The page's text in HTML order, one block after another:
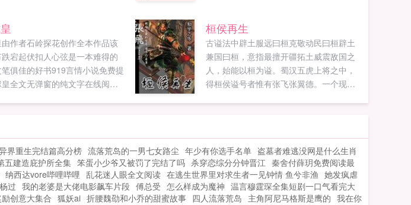
作者石岭探花创作全本作品该
宕起伏扣人心弦是一本难得的
俱佳的好书919言情小说免费提
全文无弹窗的纯文字在线阅
桓侯再生
古谥法中辟土服远曰桓克敬动民曰桓辟土
兼国曰桓，意指最擅开疆拓土威震敌国之
人，始能以桓为谥。蜀汉五虎上将之中，
得桓侯谥号者惟有张飞张翼德。一个现代
流传千古。且看新版的张飞如何纵横三
国。...
界重生完结篇高分榜 流落荒岛的一男七女路尘 年少有你选手名单 盗墓者难逃没网是什么生肖
五建造庇护所全集 笨蛋小少爷又被罚了完结了吗 杀穿恋综分分钟晋江 秦舍付薛玥免费阅读最
纳西达vore哔哩哔哩 乱花迷人眼全文阅读 在逃生世界里对求生者一见钟情 鱼兮非渔 她发疯虐
过 我的老婆是大佬电影飙车片段 傅总受 怎么样成为魔神 温言穆霆琛全集短剧一口气看完大
创意大集合 狐妖ai 折腰魏劭和小乔的甜蜜故事 四人流落荒岛 主角阿尼马格斯是鹰的 我在你